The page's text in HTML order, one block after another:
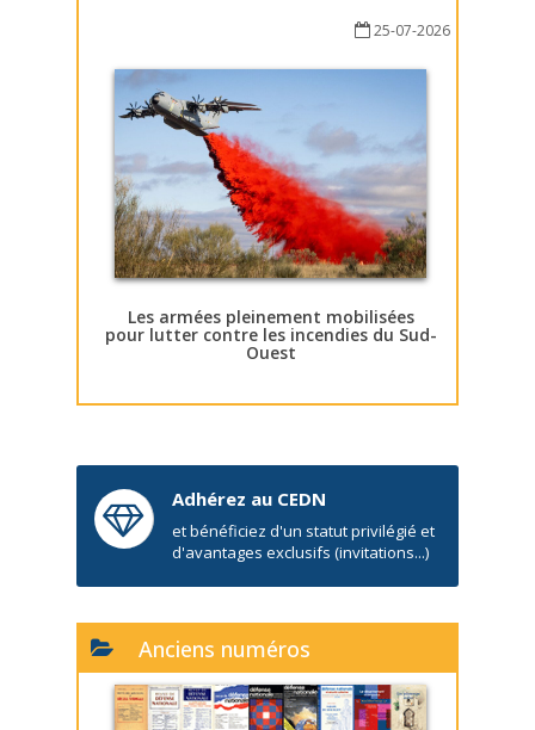
25-07-2026
Les armées pleinement mobilisées
pour lutter contre les incendies du Sud-
Ouest
Adhérez au CEDN
et bénéficiez d'un statut privilégié et
d'avantages exclusifs (invitations...)
Anciens numéros